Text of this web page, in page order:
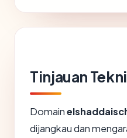
Tinjauan
Domain
dijangkau dan